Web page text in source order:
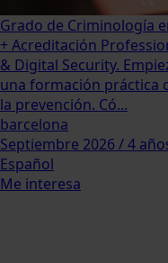
Grado de Criminología
+ Acreditación
& Digital Security.
una formación práctica
la prevención. Có...
barcelona
Septiembre 2026 / 4
Español
Me interesa